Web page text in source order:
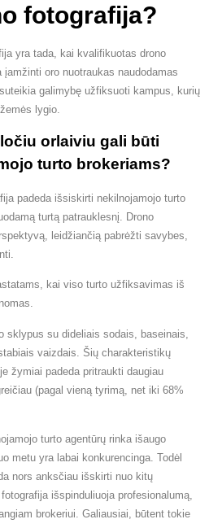
fotografija?
yra tada, kai kvalifikuotas drono
oro nuotraukas naudodamas
galimybę užfiksuoti kampus, kurių
lygio.
orlaiviu gali būti
turto brokeriams?
padeda išsiskirti nekilnojamojo turto
turtą patrauklesnį. Drono
leidžiančią pabrėžti savybes,
kai viso turto užfiksavimas iš
sklypus su dideliais sodais, baseinais,
vaizdais. Šių charakteristikų
žymiai padeda pritraukti daugiau
(pagal vieną tyrimą, net iki 68%
turto agentūrų rinka išaugo
metu yra labai konkurencinga. Todėl
nors anksčiau išskirti nuo kitų
išspinduliuoja profesionalumą,
brokeriui. Galiausiai, būtent tokie